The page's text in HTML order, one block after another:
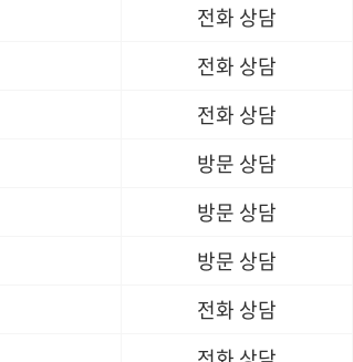
전화 상담
전화 상담
전화 상담
방문 상담
방문 상담
방문 상담
전화 상담